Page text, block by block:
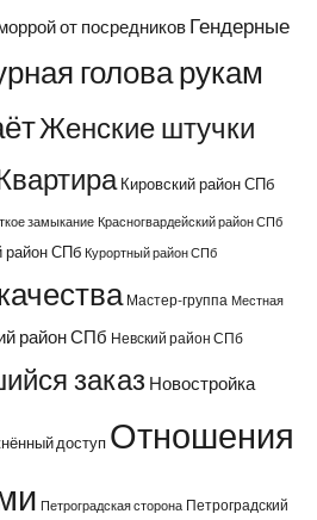
от посредников Гендерные
голова рукам
Женские штучки
Кировский район СПб
замыкание Красногвардейский район СПб
район СПб Курортный район СПб
Мастер-группа Местная
район СПб Невский район СПб
заказ Новостройка
доступ Отношения
Петроградская сторона Петроградский